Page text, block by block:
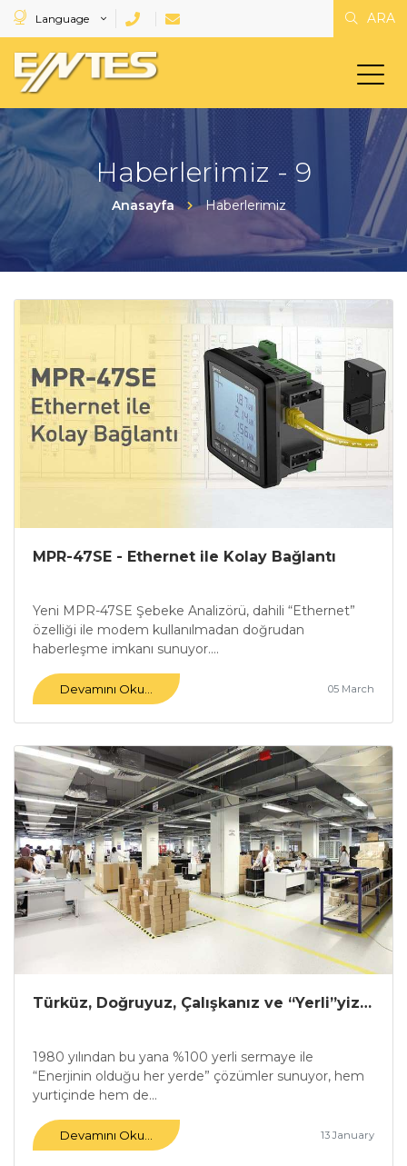
Language ARA
Haberlerimiz - 9
Anasayfa Haberlerimiz
MPR-47SE - Ethernet ile Kolay Bağlantı
Yeni MPR-47SE Şebeke Analizörü, dahili “Ethernet”
özelliği ile modem kullanılmadan doğrudan
haberleşme imkanı sunuyor....
Devamını Oku... 05 March
Türküz, Doğruyuz, Çalışkanız ve “Yerli”yiz…
1980 yılından bu yana %100 yerli sermaye ile
“Enerjinin olduğu her yerde” çözümler sunuyor, hem
yurtiçinde hem de...
Devamını Oku... 13 January